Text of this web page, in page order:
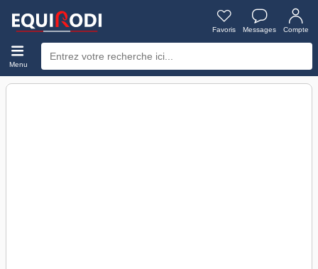
Favoris Messages Compte
Menu